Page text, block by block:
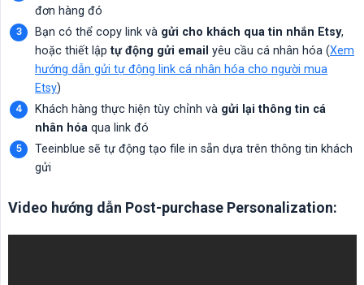
đơn hàng đó
Bạn có thể copy link và gửi cho khách qua tin nhắn Etsy,
hoặc thiết lậptự động gửi email yêu cầu cá nhân hóa (Xem
hướng dẫn gửi tự động link cá nhân hóa cho người mua
Etsy)
Khách hàng thực hiện tùy chỉnh và gửi lại thông tin cá
nhân hóa qua link đó
Teeinblue sẽ tự động tạo file in sẵn dựa trên thông tin khách
gửi
Video hướng dẫn Post-purchase Personalization: